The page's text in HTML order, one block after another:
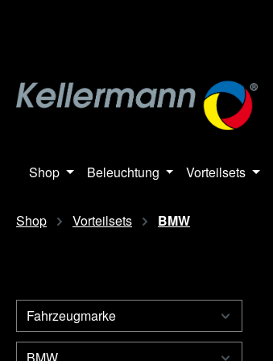
Shop Beleuchtung Vorteilsets
Shop Vorteilsets BMW
Fahrzeugmarke
BMW